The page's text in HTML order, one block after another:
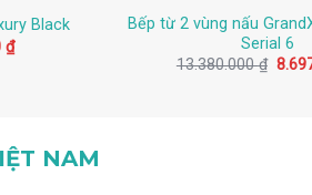
Black
₫Giá
hiện
Bếp từ 2 vùng nấu
Serial 6
13.380.000₫ Giá
NAM